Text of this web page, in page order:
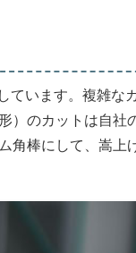
ています。複雑な
）のカットは自社
棒にして、嵩上